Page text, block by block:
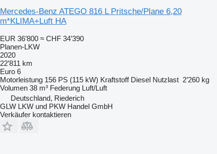
Mercedes-Benz ATEGO 816 L Pritsche/Plane 6,20
m*KLIMA+Luft HA
EUR 36’800 ≈ CHF 34’390
Planen-LKW
2020
22’811 km
Euro 6
Motorleistung 156 PS (115 kW) Kraftstoff Diesel Nutzlast 2’260 kg
Volumen 38 m³ Federung Luft/Luft
Deutschland, Riederich
GLW LKW und PKW Handel GmbH
Verkäufer kontaktieren